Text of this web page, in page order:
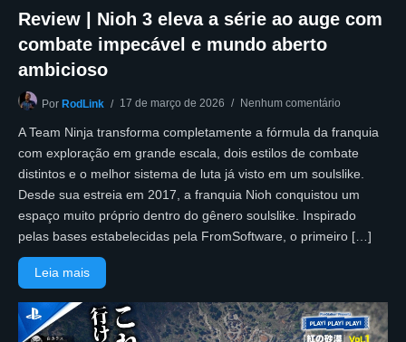
Review | Nioh 3 eleva a série ao auge com
combate impecável e mundo aberto
ambicioso
Por RodLink 17 de março de 2026 Nenhum comentário
A Team Ninja transforma completamente a fórmula da franquia
com exploração em grande escala, dois estilos de combate
distintos e o melhor sistema de luta já visto em um soulslike.
Desde sua estreia em 2017, a franquia Nioh conquistou um
espaço muito próprio dentro do gênero soulslike. Inspirado
pelas bases estabelecidas pela FromSoftware, o primeiro […]
Leia mais